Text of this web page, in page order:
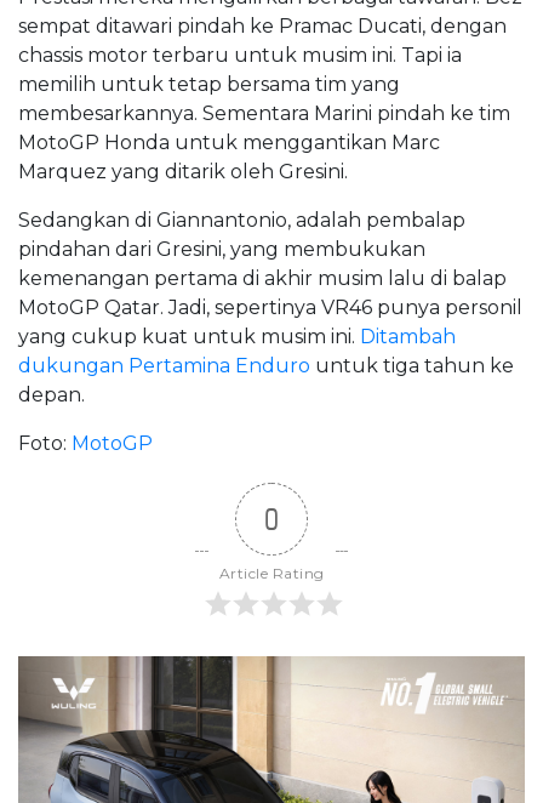
sempat ditawari pindah ke Pramac Ducati, dengan
chassis motor terbaru untuk musim ini. Tapi ia
memilih untuk tetap bersama tim yang
membesarkannya. Sementara Marini pindah ke tim
MotoGP Honda untuk menggantikan Marc
Marquez yang ditarik oleh Gresini.
Sedangkan di Giannantonio, adalah pembalap
pindahan dari Gresini, yang membukukan
kemenangan pertama di akhir musim lalu di balap
MotoGP Qatar. Jadi, sepertinya VR46 punya personil
yang cukup kuat untuk musim ini. Ditambah
dukungan Pertamina Enduro untuk tiga tahun ke
depan.
Foto: MotoGP
0
Article Rating